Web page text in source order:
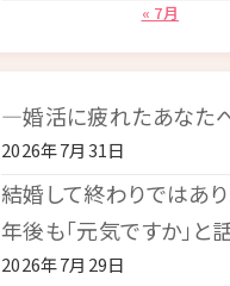
« 7月
―婚活に疲れたあなた
2026年7月31日
結婚して終わりではあり
年後も「元気ですか」と
2026年7月29日